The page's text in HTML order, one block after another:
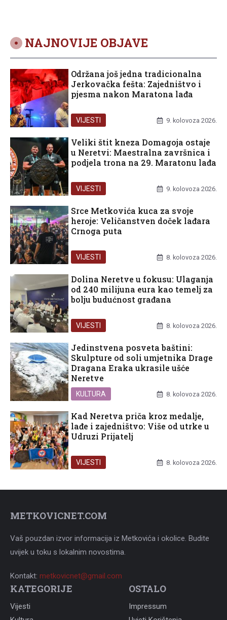
NAJNOVIJE OBJAVE
Održana još jedna tradicionalna
Jerkovačka fešta: Zajedništvo i
pjesma nakon Maratona lađa
VIJESTI 9. kolovoza 2026.
Veliki štit kneza Domagoja ostaje
u Neretvi: Maestralna završnica i
podjela trona na 29. Maratonu lađa
VIJESTI 9. kolovoza 2026.
Srce Metkovića kuca za svoje
heroje: Veličanstven doček lađara
Crnoga puta
VIJESTI 8. kolovoza 2026.
Dolina Neretve u fokusu: Ulaganja
od 240 milijuna eura kao temelj za
bolju budućnost građana
VIJESTI 8. kolovoza 2026.
Jedinstvena posveta baštini:
Skulpture od soli umjetnika Drage
Dragana Eraka ukrasile ušće
Neretve
KULTURA 8. kolovoza 2026.
Kad Neretva priča kroz medalje,
lađe i zajedništvo: Više od utrke u
Udruzi Prijatelj
VIJESTI 8. kolovoza 2026.
METKOVICNET.COM
Vaš pouzdan izvor informacija iz Metkovića i okolice. Budite
uvijek u toku s lokalnim novostima.
Kontakt: metkovicnet@gmail.com
KATEGORIJE
Vijesti
OSTALO
Impressum